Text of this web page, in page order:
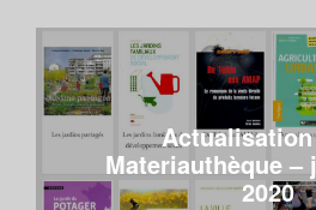
Materiauthèque
2020